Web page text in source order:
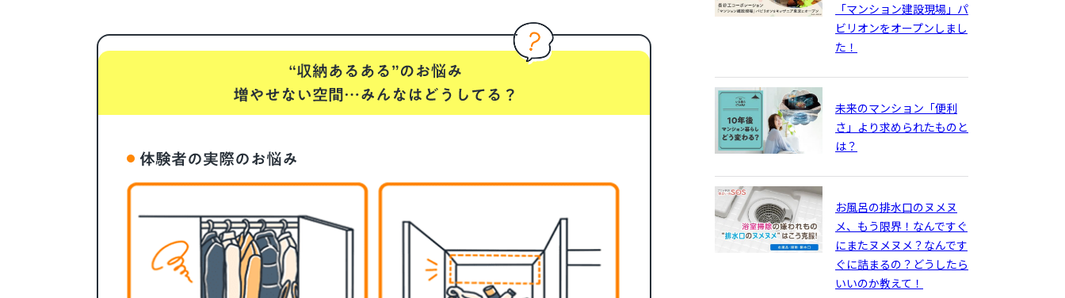
「マンション建設現場」パ
ビリオンをオープンしまし
た！
未来のマンション「便利
さ」より求められたものと
は？
お風呂の排水口のヌメヌ
メ、もう限界！なんですぐ
にまたヌメヌメ？なんです
ぐに詰まるの？どうしたら
いいのか教えて！